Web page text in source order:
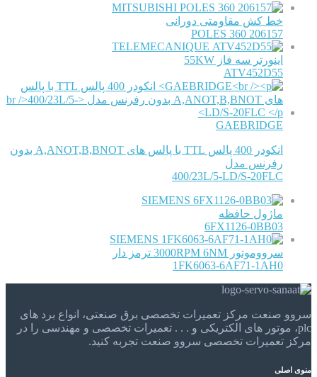
MITSUBISHI
خط کش مقاومتی دورانی
206157 360 POLES
TELEMECANIQUE
اینورتر سه فاز 55KW
ATV452D55
GAEBRIDGE
انکودر 400 پالس TTL با پالس های A,ANOT,B,BNOT بدون
رفرنس مدل
400/23L/5-LD/S-20FLC
SIEMENS
ماژول حافظه
6FX1126-0BB03
SIEMENS
سرووموتور 3000RPM 6NM ترمز دار
1FK6063-6AF71-1AH0
سروو صنعت مرکز تعمیرات تخصصی برق صنعتی، انواع برد های
plc، موتور های الکتریکی و . . . تعمیرات تخصصی و مهندسی را در
مرکز تعمیرات تخصصی سروو صنعت تجربه کنید.
منوی اصلی